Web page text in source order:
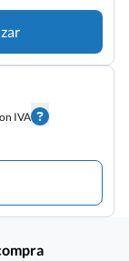
IVA